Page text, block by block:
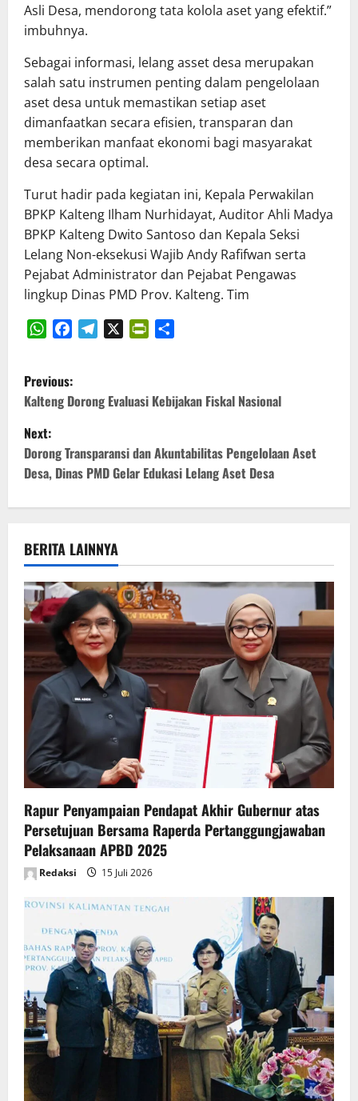
Asli Desa, mendorong tata kolola aset yang efektif.”
imbuhnya.
Sebagai informasi, lelang asset desa merupakan
salah satu instrumen penting dalam pengelolaan
aset desa untuk memastikan setiap aset
dimanfaatkan secara efisien, transparan dan
memberikan manfaat ekonomi bagi masyarakat
desa secara optimal.
Turut hadir pada kegiatan ini, Kepala Perwakilan
BPKP Kalteng Ilham Nurhidayat, Auditor Ahli Madya
BPKP Kalteng Dwito Santoso dan Kepala Seksi
Lelang Non-eksekusi Wajib Andy Rafifwan serta
Pejabat Administrator dan Pejabat Pengawas
lingkup Dinas PMD Prov. Kalteng. Tim
P
o
s
t
n
a
v
i
g
a
o
n
Previous:
Kalteng Dorong Evaluasi Kebijakan Fiskal Nasional
Next:
Dorong Transparansi dan Akuntabilitas Pengelolaan Aset
Desa, Dinas PMD Gelar Edukasi Lelang Aset Desa
BERITA LAINNYA
Rapur Penyampaian Pendapat Akhir Gubernur atas
Persetujuan Bersama Raperda Pertanggungjawaban
Pelaksanaan APBD 2025
Redaksi 15 Juli 2026